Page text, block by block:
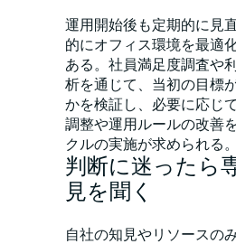
運用開始後も定期的に見
的にオフィス環境を最適
ある。社員満足度調査や
析を通じて、当初の目標
かを検証し、必要に応じ
調整や運用ルールの改善
クルの実施が求められる。
判断に迷ったら
見を聞く
自社の知見やリソースの